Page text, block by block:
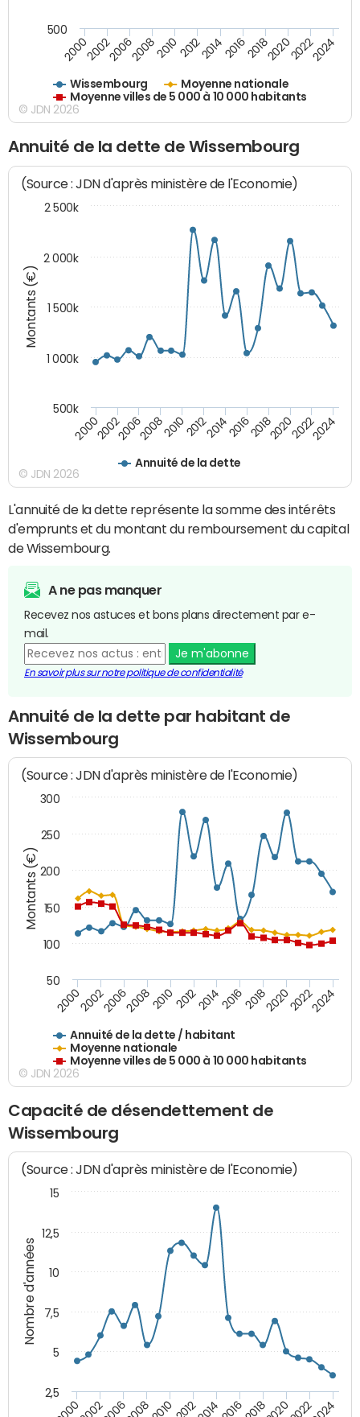
Wissembourg
Moyenne nationale
Moyenne villes de 5 000 à 10 000 habitants
200020022006200820102012201420162018202020222024
500
© JDN 2026
Annuité de la dette de Wissembourg
Montants (€)
(Source : JDN d'après ministère de l'Economie)
Annuité de la dette
200020022006200820102012201420162018202020222024
500k
1 000k
1 500k
2 000k
2 500k
© JDN 2026
L'annuité de la dette représente la somme des intérêts
d'emprunts et du montant du remboursement du capital
de Wissembourg.
A ne pas manquer
Recevez nos astuces et bons plans directement par e-
mail.
Je m'abonne
En savoir plus sur notre politique de confidentialité
Annuité de la dette par habitant de
Wissembourg
Montants (€)
(Source : JDN d'après ministère de l'Economie)
Annuité de la dette / habitant
Moyenne nationale
Moyenne villes de 5 000 à 10 000 habitants
200020022006200820102012201420162018202020222024
50
100
150
200
250
300
© JDN 2026
Capacité de désendettement de
Wissembourg
Nombre d'années
(Source : JDN d'après ministère de l'Economie)
2010 2012201420162018
2,5
5
7,5
10
12,5
15